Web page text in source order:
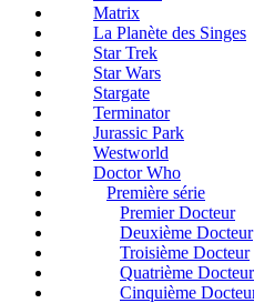
Matrix
La Planète des Singes
Star Trek
Star Wars
Stargate
Terminator
Jurassic Park
Westworld
Doctor Who
Première série
Premier Docteur
Deuxième Docteur
Troisième Docteur
Quatrième Docteur
Cinquième